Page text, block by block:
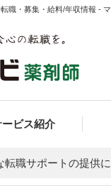
職・募集・給料/年収情報 -
ービス紹介
職サポートの提供に